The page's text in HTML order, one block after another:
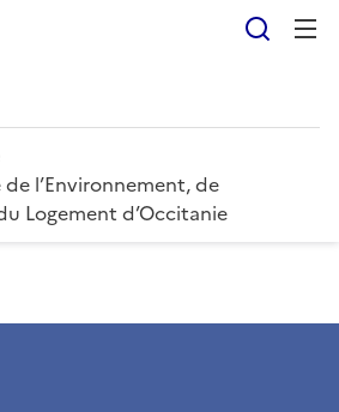
l’Environnement, de
Logement d’Occitanie